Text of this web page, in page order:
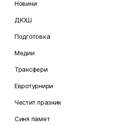
Новини
ДЮШ
Подготовка
Медии
Трансфери
Евротурнири
Честит празник
Синя памет